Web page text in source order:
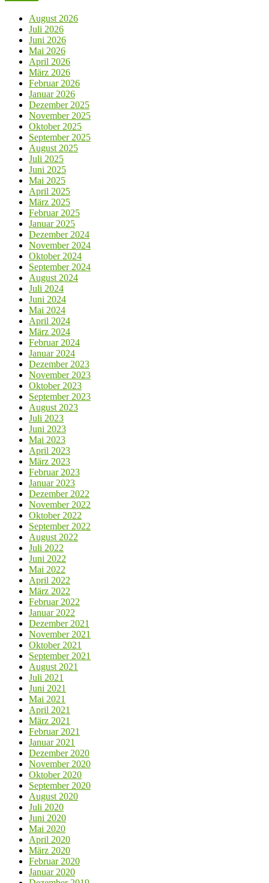
August 2026
Juli 2026
Juni 2026
Mai 2026
April 2026
März 2026
Februar 2026
Januar 2026
Dezember 2025
November 2025
Oktober 2025
September 2025
August 2025
Juli 2025
Juni 2025
Mai 2025
April 2025
März 2025
Februar 2025
Januar 2025
Dezember 2024
November 2024
Oktober 2024
September 2024
August 2024
Juli 2024
Juni 2024
Mai 2024
April 2024
März 2024
Februar 2024
Januar 2024
Dezember 2023
November 2023
Oktober 2023
September 2023
August 2023
Juli 2023
Juni 2023
Mai 2023
April 2023
März 2023
Februar 2023
Januar 2023
Dezember 2022
November 2022
Oktober 2022
September 2022
August 2022
Juli 2022
Juni 2022
Mai 2022
April 2022
März 2022
Februar 2022
Januar 2022
Dezember 2021
November 2021
Oktober 2021
September 2021
August 2021
Juli 2021
Juni 2021
Mai 2021
April 2021
März 2021
Februar 2021
Januar 2021
Dezember 2020
November 2020
Oktober 2020
September 2020
August 2020
Juli 2020
Juni 2020
Mai 2020
April 2020
März 2020
Februar 2020
Januar 2020